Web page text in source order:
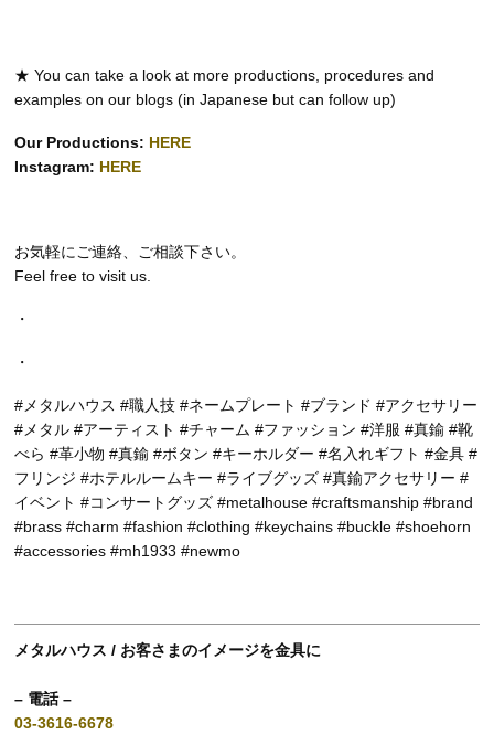
★ You can take a look at more productions, procedures and
examples on our blogs (in Japanese but can follow up)
Our Productions: HERE
Instagram: HERE
お気軽にご連絡、ご相談下さい。
Feel free to visit us.
・
・
#メタルハウス #職人技 #ネームプレート #ブランド #アクセサリー
#メタル #アーティスト #チャーム #ファッション #洋服 #真鍮 #靴
べら #革小物 #真鍮 #ボタン #キーホルダー #名入れギフト #金具 #
フリンジ #ホテルルームキー #ライブグッズ #真鍮アクセサリー #
イベント #コンサートグッズ #metalhouse #craftsmanship #brand
#brass #charm #fashion #clothing #keychains #buckle #shoehorn
#accessories #mh1933 #newmo
メタルハウス / お客さまのイメージを金具に
– 電話 –
03-3616-6678